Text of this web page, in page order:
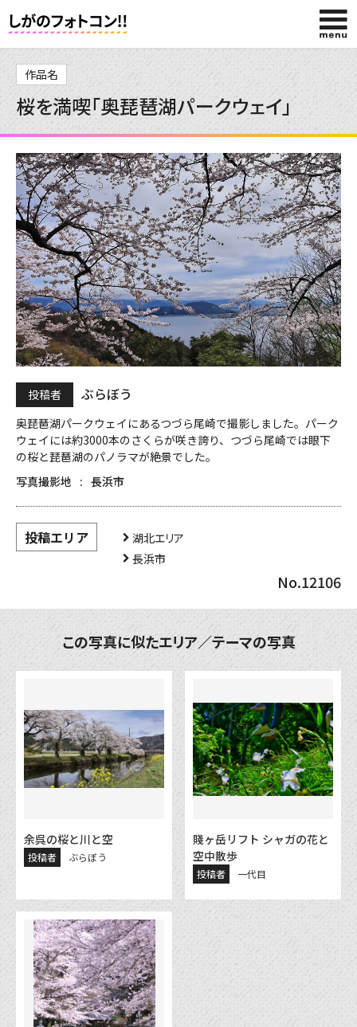
HOME
今回の賞品
投稿する
応募規約
投稿作品
作品名
桜を満喫「奥琵琶湖パークウェイ」
投稿者 ぶらぼう
奥琵琶湖パークウェイにあるつづら尾崎で撮影しました。パーク
ウェイには約3000本のさくらが咲き誇り、つづら尾崎では眼下
の桜と琵琶湖のパノラマが絶景でした。
写真撮影地
長浜市
投稿エリア
湖北エリア
長浜市
No.12106
この写真に似たエリア／テーマの写真
余呉の桜と川と空
投稿者 ぶらぼう
賤ヶ岳リフト シャガの花と
空中散歩
投稿者 一代目